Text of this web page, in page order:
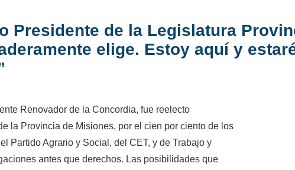
Presidente de la Legislatura
elige. Estoy aquí y
Renovador de la Concordia, fue reelecto
la Provincia de Misiones, por el cien por ciento de los
Partido Agrario y Social, del CET, y de Trabajo y
antes que derechos. Las posibilidades que